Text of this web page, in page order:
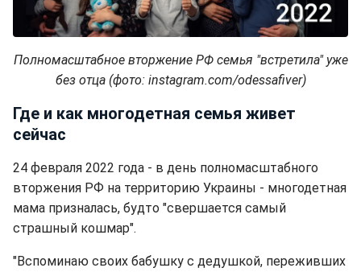
Полномасштабное вторжение РФ семья "встретила" уже
без отца (фото: instagram.com/odessafiver)
Где и как многодетная семья живет
сейчас
24 февраля 2022 года - в день полномасштабного
вторжения РФ на территорию Украины - многодетная
мама призналась, будто "свершается самый
страшный кошмар".
"Вспоминаю своих бабушку с дедушкой, переживших